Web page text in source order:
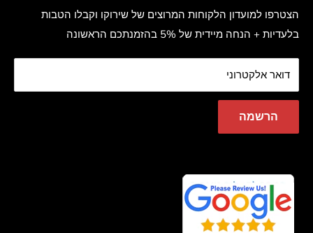
ימי א'-ה' :
10:00-18:00
הצטרפו למועדון הלקוחות המרוצים של שירוקו וקבלו הטבות
בלעדיות + הנחה מיידית של 5% בהזמנתכם הראשונה
דואר אלקטרוני
הרשמה
שאלות נפוצות
טיפים ומאמרים
שיווק שותפים